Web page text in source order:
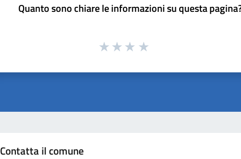
Quanto sono chiare le informazioni su questa
Contatta il comune